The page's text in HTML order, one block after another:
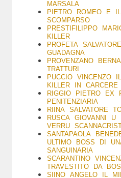
MARSALA
PIETRO ROMEO E IL
SCOMPARSO
PRESTIFILIPPO
KILLER
PROFETA
GUADAGNA
PROVENZANO
TRATTURI
PUCCIO VINCENZO
KILLER IN CARCERE
RIGGIO PIETRO EX
PENITENZIARIA
RIINA SALVATORE
RUSCA GIOVANNI U
VERRU
SANTAPAOLA
ULTIMO BOSS DI
SANGUINARIA
SCARANTINO
TRAVESTITO DA
SIINO ANGELO IL